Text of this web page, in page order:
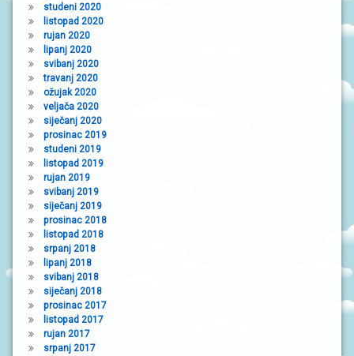
studeni 2020
listopad 2020
rujan 2020
lipanj 2020
svibanj 2020
travanj 2020
ožujak 2020
veljača 2020
siječanj 2020
prosinac 2019
studeni 2019
listopad 2019
rujan 2019
svibanj 2019
siječanj 2019
prosinac 2018
listopad 2018
srpanj 2018
lipanj 2018
svibanj 2018
siječanj 2018
prosinac 2017
listopad 2017
rujan 2017
srpanj 2017